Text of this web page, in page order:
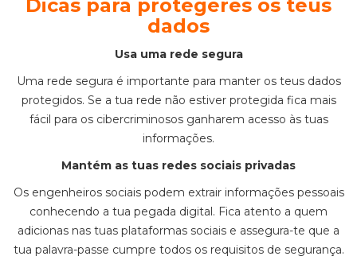
Dicas para protegeres os teus
dados
Usa uma rede segura
Uma rede segura é importante para manter os teus dados
protegidos. Se a tua rede não estiver protegida fica mais
fácil para os cibercriminosos ganharem acesso às tuas
informações.
Mantém as tuas redes sociais privadas
Os engenheiros sociais podem extrair informações pessoais
conhecendo a tua pegada digital. Fica atento a quem
adicionas nas tuas plataformas sociais e assegura-te que a
tua palavra-passe cumpre todos os requisitos de segurança.